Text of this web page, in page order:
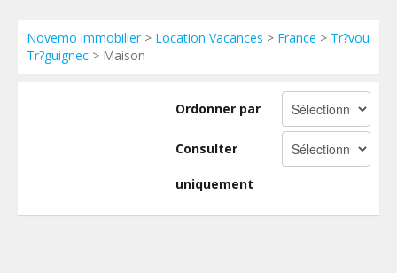
Novemo immobilier> Location Vacances > France > Tr?vou
Tr?guignec > Maison
Ordonner par
Consulter
uniquement